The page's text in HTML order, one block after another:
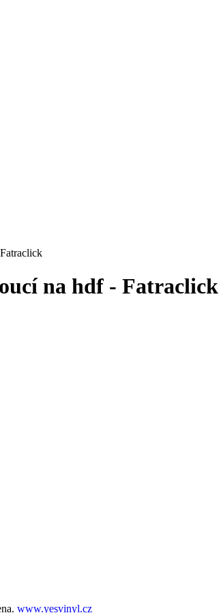
Fatraclick
na hdf - Fatraclick
www.yesvinyl.cz